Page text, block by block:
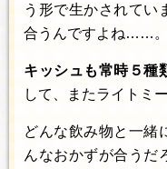
う形で生かされてい
合うんですよね……。
キッシュも常時５種
して、またライトミ
どんな飲み物と一緒
んなおかずが合うだ